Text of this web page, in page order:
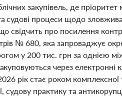
закупівель, де
судові процеси щодо
свідчить про посилення
№ 680, яка запроваджує
у 200 тис. грн за однією
через
рік стає роком
судову практику та